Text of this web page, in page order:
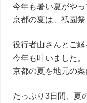
癒
し
の
今年も暑い夏がやっ
京都の夏は、祇園祭
役行者山さんとご
今年も叶いました。
京都の夏を地元の案
たっぷり3日間、夏